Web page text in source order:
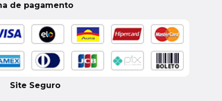
de pagamento
Site Seguro